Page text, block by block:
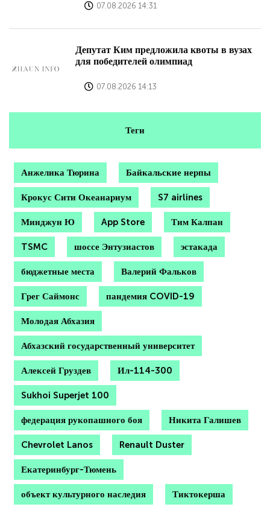
07.08.2026 14:31
Депутат Ким предложила квоты в вузах
для победителей олимпиад
07.08.2026 14:13
Теги
Анжелика Тюрина Байкальские нерпы
Крокус Сити Океанариум S7 airlines
Минджун Ю App Store Тим Калпан
TSMC шоссе Энтузиастов эстакада
бюджетные места Валерий Фальков
Грег Саймонс пандемия COVID-19
Молодая Абхазия
Абхазский государственный университет
Алексей Груздев Ил-114-300
Sukhoi Superjet 100
федерация рукопашного боя Никита Галишев
Chevrolet Lanos Renault Duster
Екатеринбург-Тюмень
объект культурного наследия Тиктокерша